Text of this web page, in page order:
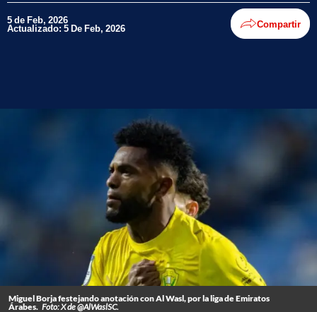
5 de Feb, 2026
Actualizado: 5 De Feb, 2026 Compartir
Miguel Borja festejando anotación con Al Wasl, por la liga de Emiratos
Árabes. Foto: X de @AlWaslSC.